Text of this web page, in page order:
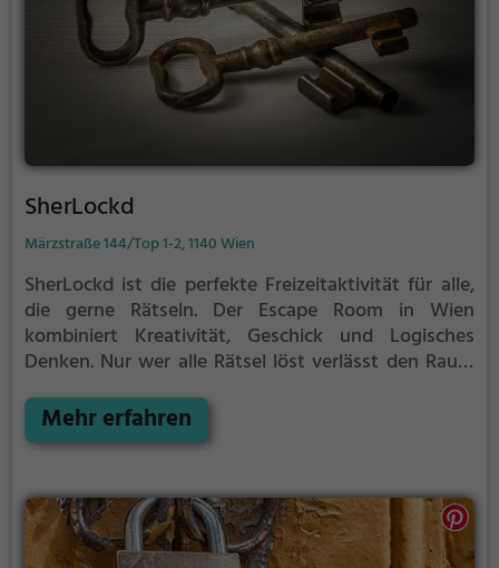
SherLockd
Märzstraße 144/Top 1-2, 1140 Wien
SherLockd ist die perfekte Freizeitaktivität für alle,
die gerne Rätseln. Der Escape Room in Wien
kombiniert Kreativität, Geschick und Logisches
Denken. Nur wer alle Rätsel löst verlässt den Raum
gewinnen. Im Escape Room ist für Einzelkämpfer
kein Platz. Nur wer als Gruppe zusammenarbeitet
lösen.
Mehr erfahren